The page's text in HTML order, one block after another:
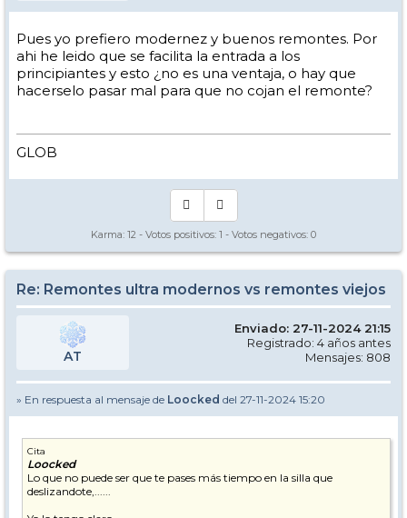
Pues yo prefiero modernez y buenos remontes. Por
ahi he leido que se facilita la entrada a los
principiantes y esto ¿no es una ventaja, o hay que
hacerselo pasar mal para que no cojan el remonte?
GLOB
Karma: 12 - Votos positivos: 1 - Votos negativos: 0
Re: Remontes ultra modernos vs remontes viejos
AT
Enviado: 27-11-2024 21:15
Registrado: 4 años antes
Mensajes: 808
» En respuesta al mensaje de Loocked del 27-11-2024 15:20
Cita
Loocked
Lo que no puede ser que te pases más tiempo en la silla que
deslizandote,......